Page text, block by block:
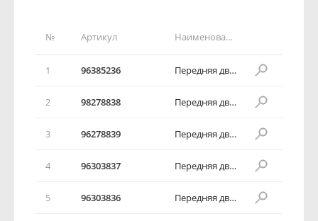
№ Артикул Наименование детали
1 96385236 Передняя дверь в сборе
2 98278838 Передняя дверь в сборе
3 96278839 Передняя дверь в сборе
4 96303837 Передняя дверь в сборе
5 96303836 Передняя дверь в сборе